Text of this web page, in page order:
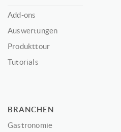
Add-ons
Auswertungen
Produkttour
Tutorials
BRANCHEN
Gastronomie